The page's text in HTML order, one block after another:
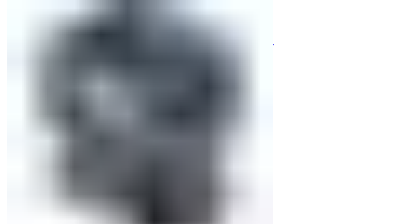
Зуммеры
Электрощитовое оборудование
Корпуса